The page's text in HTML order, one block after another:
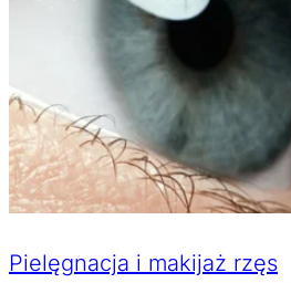
Pielęgnacja i makijaż rzęs